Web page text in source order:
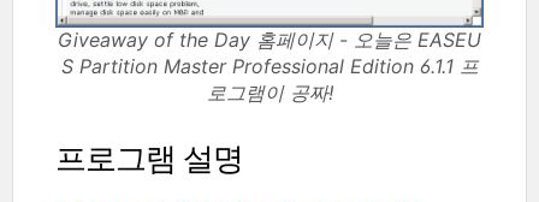
Giveaway of the Day 홈페이지 - 오늘은 EASEU
S Partition Master Professional Edition 6.1.1 프
로그램이 공짜!
프로그램 설명